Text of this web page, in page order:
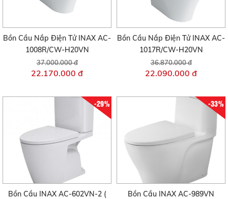
Bồn Cầu Nắp Điện Tử INAX AC-
1008R/CW-H20VN
37.000.000 đ
22.170.000 đ
Bồn Cầu Nắp Điện Tử INAX AC-
1017R/CW-H20VN
36.870.000 đ
22.090.000 đ
-29%
Bồn Cầu INAX AC-602VN-2 (
-33%
Bồn Cầu INAX AC-989VN